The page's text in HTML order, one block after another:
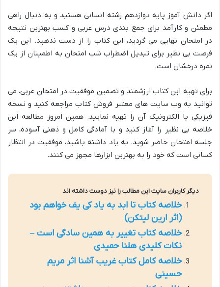
اگر دانش آموز پایه دوازدهم رشته انسانی هستید و به دنبال راهی
مطمئن و کارآمد برای جمع بندی درس عربی و کسب بهترین نتیجه
در امتحان نهایی می گردید، این کتاب را از دست ندهید. این یک
فرصت بی نظیر برای تبدیل اضطراب شب امتحان به اطمینان از یک
نمره درخشان است.
برای تهیه این کتاب ارزشمند و تضمین موفقیت در امتحان عربی، می
توانید به وب سایت های معتبر فروش کتاب مراجعه کنید و نسخه
فیزیکی یا الکترونیک آن را تهیه نمایید. همین امروز مطالعه این
خلاصه بی نظیر را آغاز کنید و با آمادگی کامل و ذهنی آسوده، سر
جلسه امتحان حاضر شوید. به یاد داشته باشید، موفقیت در انتظار
کسانی است که خود را به بهترین ابزارها مجهز می کنند.
دیگر کاربران سایت این مطالب را نیز دوست داشته اند
خلاصه کتاب تا ابد به یاد کی یف خواهم بود
(اثر ارین لیتکن)
خلاصه کتاب تغییر به همین سادگی است –
نکات کلیدی هلنا حمیدی
خلاصه کامل کتاب غریب آشنا اثر مریم
حسینی